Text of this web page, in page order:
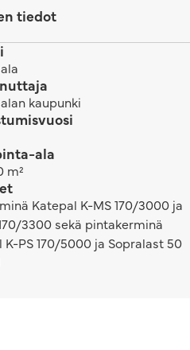
tiedot
kaupunki
ala
m²
Katepal K-MS 170/3000 ja
3300 sekä pintakerminä
K-PS 170/5000 ja Sopralast 50